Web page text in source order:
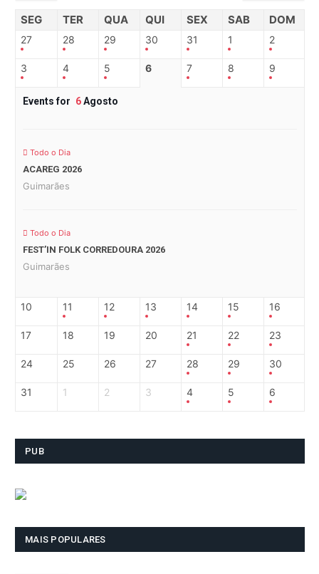
SEG TER QUA QUI SEX SAB DOM
27 28 29 30 31 1 2
3 4 5 6 7 8 9
Events for 6Agosto
Todo o Dia
ACAREG 2026
Guimarães
Todo o Dia
FEST’IN FOLK CORREDOURA 2026
Guimarães
10 11 12 13 14 15 16
17 18 19 20 21 22 23
24 25 26 27 28 29 30
31 1 2 3 4 5 6
PUB
MAIS POPULARES